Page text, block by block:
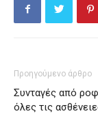
Προηγούμενο άρθρο
Συνταγές από
όλες τις